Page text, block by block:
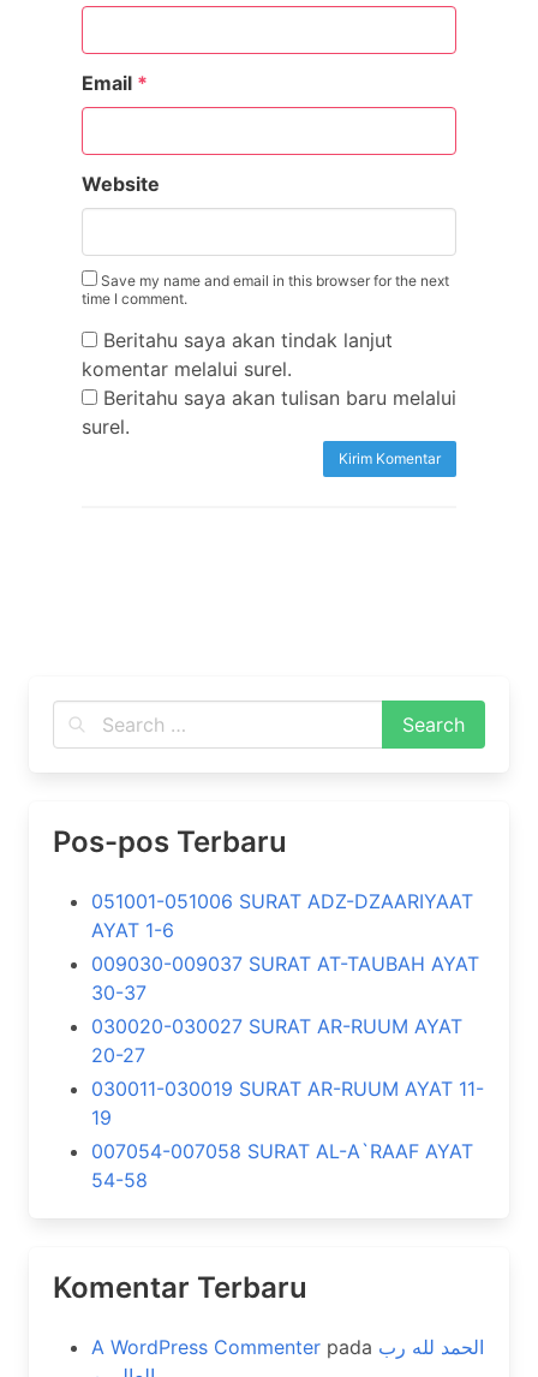
Email *
Website
Save my name and email in this browser for the next
time I comment.
Beritahu saya akan tindak lanjut
komentar melalui surel.
Beritahu saya akan tulisan baru melalui
surel.
Pos-pos Terbaru
051001-051006 SURAT ADZ-DZAARIYAAT
AYAT 1-6
009030-009037 SURAT AT-TAUBAH AYAT
30-37
030020-030027 SURAT AR-RUUM AYAT
20-27
030011-030019 SURAT AR-RUUM AYAT 11-
19
007054-007058 SURAT AL-A`RAAF AYAT
54-58
Komentar Terbaru
A WordPress Commenter pada الحمد لله رب